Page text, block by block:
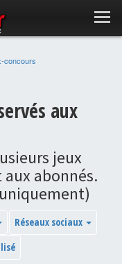
concours
aux
jeux
abonnés.
Réseaux sociaux